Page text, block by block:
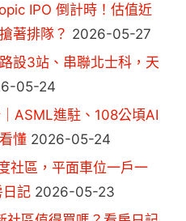
IPO 倒計時！估值近
著排隊？ 2026-05-27
設3站、串聯北士科，天
05-24
ASML進駐、108公頃AI
懂 2026-05-24
社區，平面車位一戶一
日記 2026-05-23